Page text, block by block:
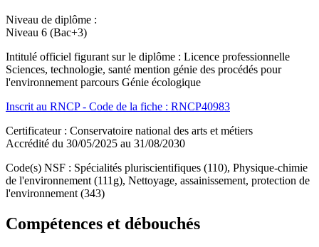
Niveau de diplôme :
Niveau 6 (Bac+3)
Intitulé officiel figurant sur le diplôme : Licence professionnelle
Sciences, technologie, santé mention génie des procédés pour
l'environnement parcours Génie écologique
Inscrit au RNCP - Code de la fiche : RNCP40983
Certificateur : Conservatoire national des arts et métiers
Accrédité du 30/05/2025 au 31/08/2030
Code(s) NSF : Spécialités pluriscientifiques (110), Physique-chimie
de l'environnement (111g), Nettoyage, assainissement, protection de
l'environnement (343)
Compétences et débouchés